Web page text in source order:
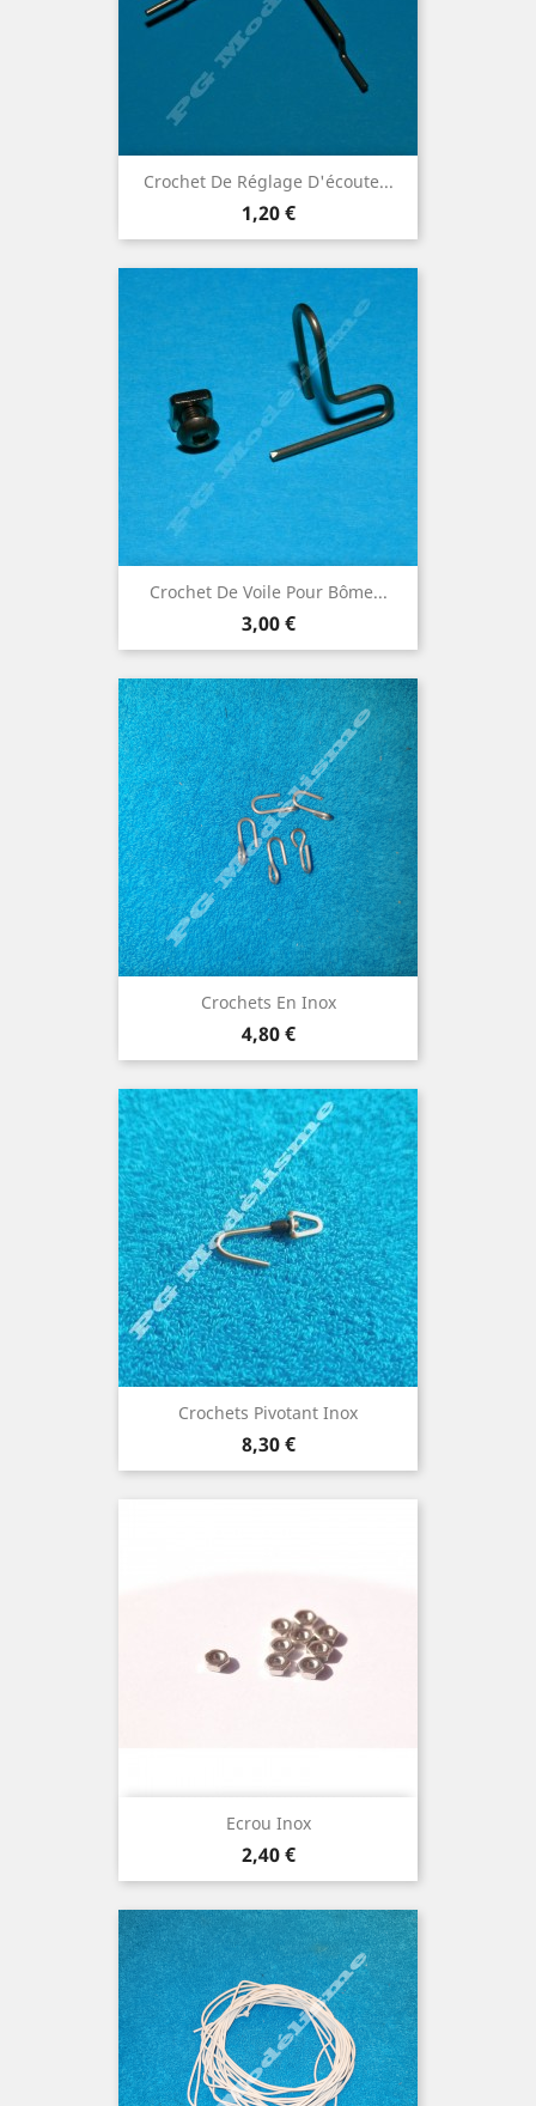
Crochet De Réglage D'écoute...
Prix
1,20 €
Crochet De Voile Pour Bôme...
Prix
3,00 €
Crochets En Inox
Prix
4,80 €
Crochets Pivotant Inox
Prix
8,30 €
Ecrou Inox
Prix
2,40 €